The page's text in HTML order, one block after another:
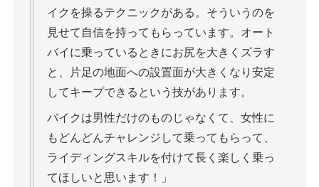
イクを操るテクニックがある。そういうのを
見せて自信を持ってもらっています。オート
バイに乗っているときにお尻を大きくズラす
と、片足の地面への設置面が大きくなり安定
してキープできるという技があります。
バイクは男性だけのものじゃなくて、女性に
もどんどんチャレンジして乗ってもらって、
ライディングスキルを付けて長く楽しく乗っ
てほしいと思います！」